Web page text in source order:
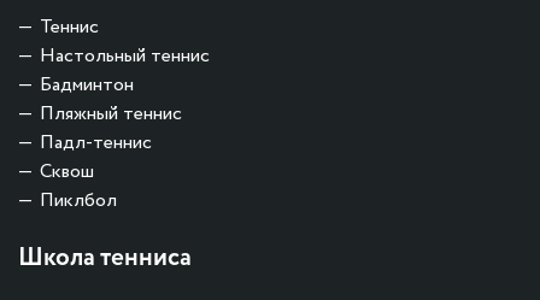
Теннис
Настольный теннис
Бадминтон
Пляжный теннис
Падл-теннис
Сквош
Пиклбол
Школа тенниса